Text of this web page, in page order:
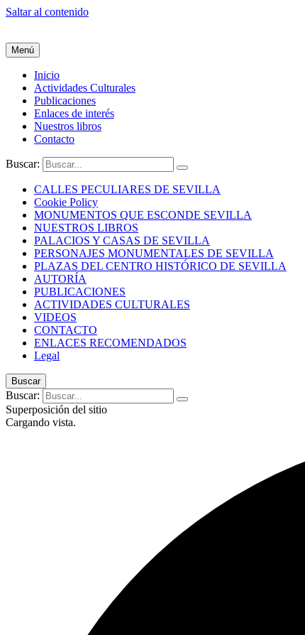
Saltar al contenido
Menú
Inicio
Actividades Culturales
Publicaciones
Enlaces de interés
Nuestros libros
Contacto
Buscar:
CALLES PECULIARES DE SEVILLA
Cookie Policy
MONUMENTOS QUE ESCONDE SEVILLA
NUESTROS LIBROS
PALACIOS Y CASAS DE SEVILLA
PERSONAJES MONUMENTALES DE SEVILLA
PLAZAS DEL CENTRO HISTÓRICO DE SEVILLA
AUTORÍA
PUBLICACIONES
ACTIVIDADES CULTURALES
VIDEOS
CONTACTO
ENLACES RECOMENDADOS
Legal
Buscar
Buscar:
Superposición del sitio
Cargando vista.